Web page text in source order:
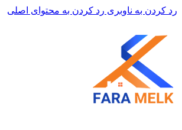
رد کردن به ناوبری رد کردن به محتوای اصلی